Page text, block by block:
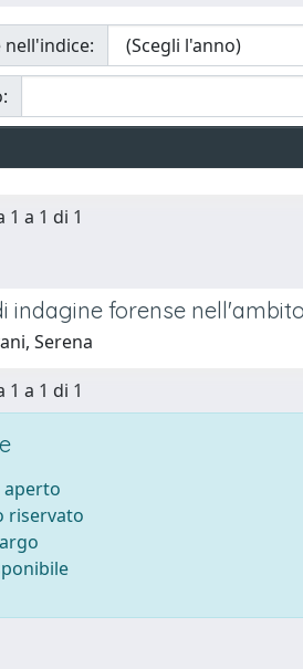
nell'indice:
a 1 di 1
indagine forense
Serena
a 1 di 1
aperto
riservato